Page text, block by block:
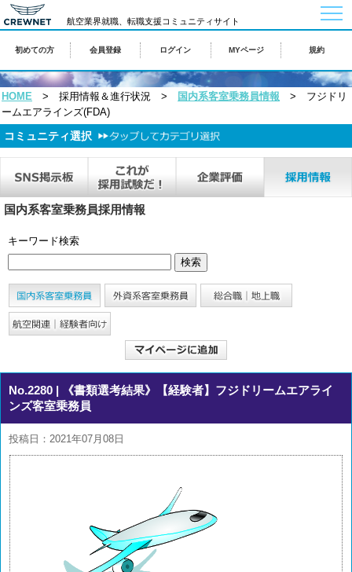
航空業界就職、転職支援コミュニティサイト
初めての方 会員登録 ログイン MYページ 規約
HOME > 採用情報＆進行状況 > 国内系客室乗務員情報 > フジドリ
ームエアラインズ(FDA)
コミュニティ選択
国内系客室乗務員採用情報
キーワード検索
No.2280 | 《書類選考結果》【経験者】フジドリームエアライ
ンズ客室乗務員
投稿日：2021年07月08日